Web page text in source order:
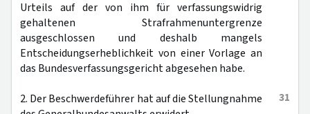
Urteils auf der von ihm für verfassungswidrig
gehaltenen Strafrahmenuntergrenze
ausgeschlossen und deshalb mangels
Entscheidungserheblichkeit von einer Vorlage an
das Bundesverfassungsgericht abgesehen habe.
31
2. Der Beschwerdeführer hat auf die Stellungnahme